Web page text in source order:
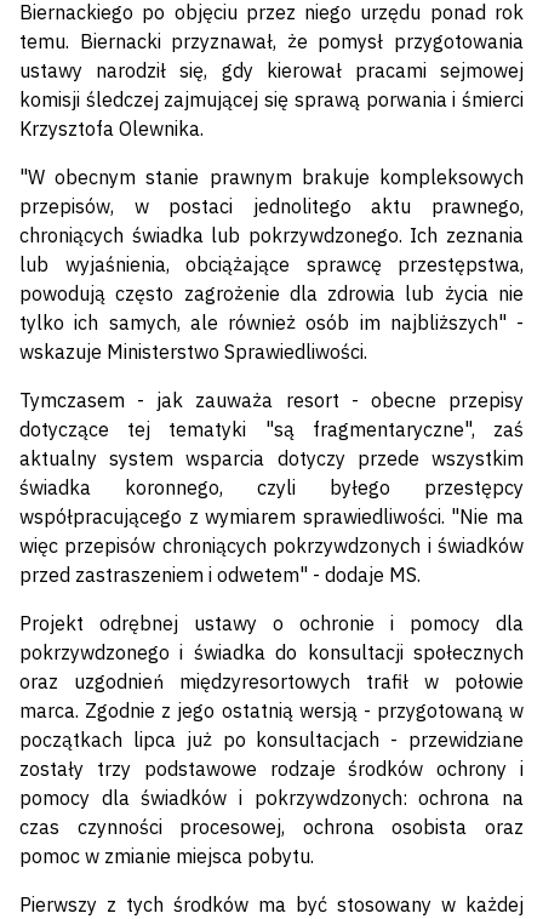
Biernackiego po objęciu przez niego urzędu ponad rok
temu. Biernacki przyznawał, że pomysł przygotowania
ustawy narodził się, gdy kierował pracami sejmowej
komisji śledczej zajmującej się sprawą porwania i śmierci
Krzysztofa Olewnika.
"W obecnym stanie prawnym brakuje kompleksowych
przepisów, w postaci jednolitego aktu prawnego,
chroniących świadka lub pokrzywdzonego. Ich zeznania
lub wyjaśnienia, obciążające sprawcę przestępstwa,
powodują często zagrożenie dla zdrowia lub życia nie
tylko ich samych, ale również osób im najbliższych" -
wskazuje Ministerstwo Sprawiedliwości.
Tymczasem - jak zauważa resort - obecne przepisy
dotyczące tej tematyki "są fragmentaryczne", zaś
aktualny system wsparcia dotyczy przede wszystkim
świadka koronnego, czyli byłego przestępcy
współpracującego z wymiarem sprawiedliwości. "Nie ma
więc przepisów chroniących pokrzywdzonych i świadków
przed zastraszeniem i odwetem" - dodaje MS.
Projekt odrębnej ustawy o ochronie i pomocy dla
pokrzywdzonego i świadka do konsultacji społecznych
oraz uzgodnień międzyresortowych trafił w połowie
marca. Zgodnie z jego ostatnią wersją - przygotowaną w
początkach lipca już po konsultacjach - przewidziane
zostały trzy podstawowe rodzaje środków ochrony i
pomocy dla świadków i pokrzywdzonych: ochrona na
czas czynności procesowej, ochrona osobista oraz
pomoc w zmianie miejsca pobytu.
Pierwszy z tych środków ma być stosowany w każdej